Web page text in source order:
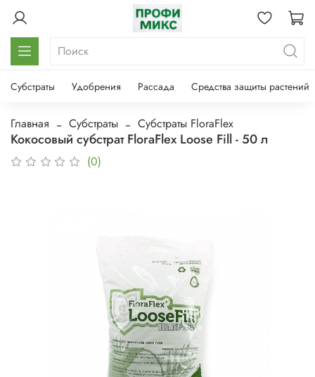
Субстраты Удобрения Рассада Средства защиты растений
Главная Субстраты Субстраты FloraFlex
Кокосовый субстрат FloraFlex Loose Fill - 50 л
(0)